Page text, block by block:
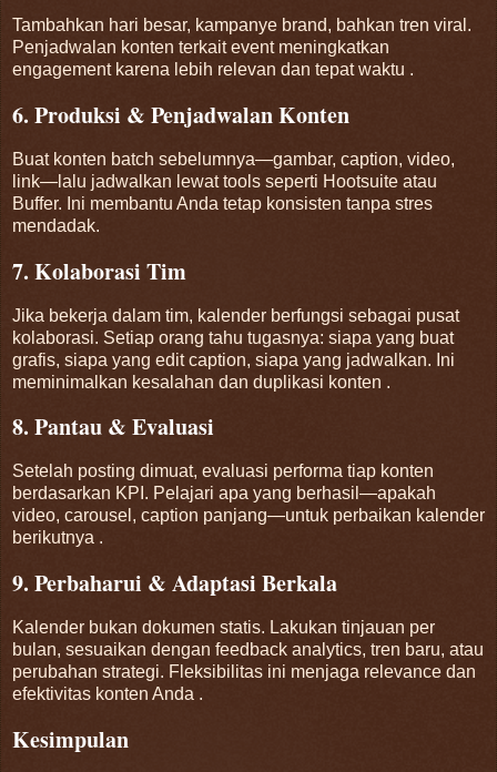
Tambahkan hari besar, kampanye brand, bahkan tren viral.
Penjadwalan konten terkait event meningkatkan
engagement karena lebih relevan dan tepat waktu .
6. Produksi & Penjadwalan Konten
Buat konten batch sebelumnya—gambar, caption, video,
link—lalu jadwalkan lewat tools seperti Hootsuite atau
Buffer. Ini membantu Anda tetap konsisten tanpa stres
mendadak.
7. Kolaborasi Tim
Jika bekerja dalam tim, kalender berfungsi sebagai pusat
kolaborasi. Setiap orang tahu tugasnya: siapa yang buat
grafis, siapa yang edit caption, siapa yang jadwalkan. Ini
meminimalkan kesalahan dan duplikasi konten .
8. Pantau & Evaluasi
Setelah posting dimuat, evaluasi performa tiap konten
berdasarkan KPI. Pelajari apa yang berhasil—apakah
video, carousel, caption panjang—untuk perbaikan kalender
berikutnya .
9. Perbaharui & Adaptasi Berkala
Kalender bukan dokumen statis. Lakukan tinjauan per
bulan, sesuaikan dengan feedback analytics, tren baru, atau
perubahan strategi. Fleksibilitas ini menjaga relevance dan
efektivitas konten Anda .
Kesimpulan